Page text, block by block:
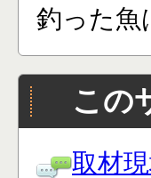
釣った魚
この
取材